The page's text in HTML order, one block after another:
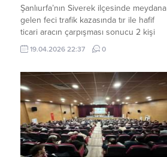
Şanlıurfa’nın Siverek ilçesinde meydana
gelen feci trafik kazasında tır ile hafif
ticari aracın çarpışması sonucu 2 kişi
yaşamını yitirdi, 1 kişi ise ağır yaralandı.
Haber Merkezi – Siverek-Adıyaman kara
çarpışması sonucu meydana gelen
kazada can pazarı yaşandı. Kafa Kafaya
Çarpıştılar Edinilen bilgilere göre,
Hüseyin Çelik (29)...
19.04.2026 22:37 0